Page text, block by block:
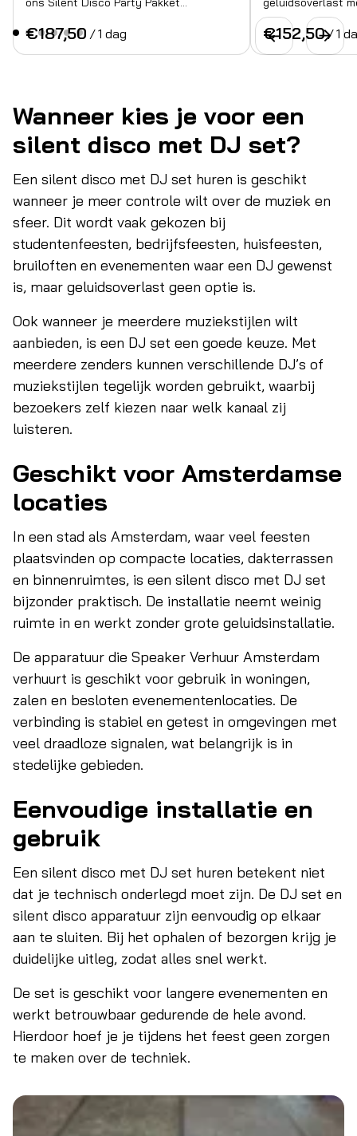
/ /
Wanneer kies je voor een
silent disco met DJ set?
Een silent disco met DJ set huren is geschikt
wanneer je meer controle wilt over de muziek en
sfeer. Dit wordt vaak gekozen bij
studentenfeesten, bedrijfsfeesten, huisfeesten,
bruiloften en evenementen waar een DJ gewenst
is, maar geluidsoverlast geen optie is.
Ook wanneer je meerdere muziekstijlen wilt
aanbieden, is een DJ set een goede keuze. Met
meerdere zenders kunnen verschillende DJ’s of
muziekstijlen tegelijk worden gebruikt, waarbij
bezoekers zelf kiezen naar welk kanaal zij
luisteren.
Geschikt voor Amsterdamse
locaties
In een stad als Amsterdam, waar veel feesten
plaatsvinden op compacte locaties, dakterrassen
en binnenruimtes, is een silent disco met DJ set
bijzonder praktisch. De installatie neemt weinig
ruimte in en werkt zonder grote geluidsinstallatie.
De apparatuur die Speaker Verhuur Amsterdam
verhuurt is geschikt voor gebruik in woningen,
zalen en besloten evenementenlocaties. De
verbinding is stabiel en getest in omgevingen met
veel draadloze signalen, wat belangrijk is in
stedelijke gebieden.
Eenvoudige installatie en
gebruik
Een silent disco met DJ set huren betekent niet
dat je technisch onderlegd moet zijn. De DJ set en
silent disco apparatuur zijn eenvoudig op elkaar
aan te sluiten. Bij het ophalen of bezorgen krijg je
duidelijke uitleg, zodat alles snel werkt.
De set is geschikt voor langere evenementen en
werkt betrouwbaar gedurende de hele avond.
Hierdoor hoef je je tijdens het feest geen zorgen
te maken over de techniek.